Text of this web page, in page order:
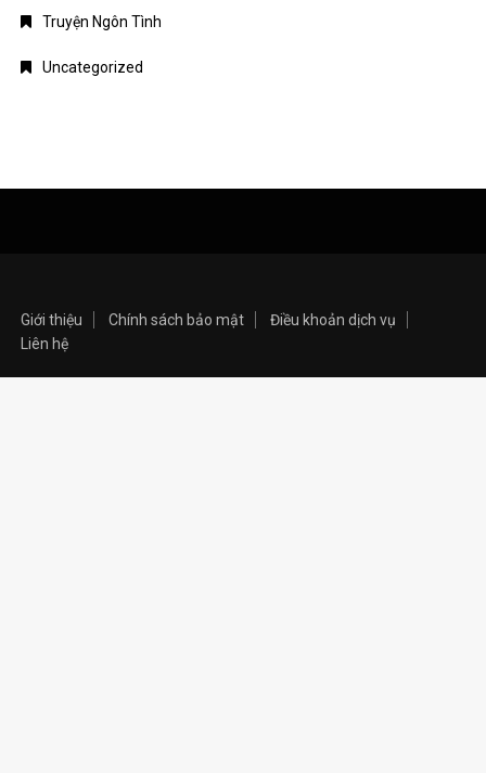
Truyện Ngôn Tình
Uncategorized
Giới thiệu Chính sách bảo mật
Điều khoản dịch vụ
Liên hệ